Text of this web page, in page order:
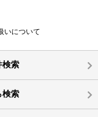
いについて
検索
検索